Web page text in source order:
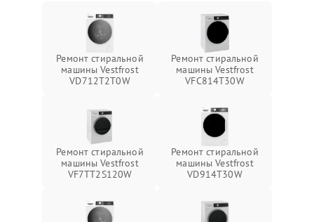
Ремонт стиральной
машины Vestfrost
VD712T2T0W
Ремонт стиральной
машины Vestfrost
VFC814T30W
Ремонт стиральной
машины Vestfrost
VF7TT2S120W
Ремонт стиральной
машины Vestfrost
VD914T30W